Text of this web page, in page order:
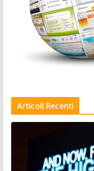
Articoli Recenti